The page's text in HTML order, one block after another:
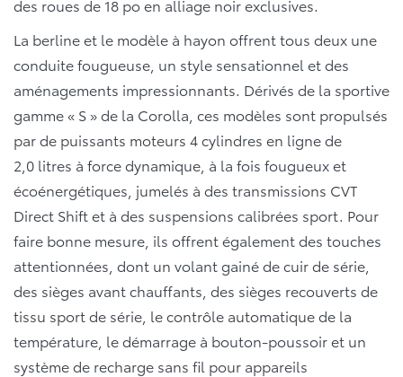
des roues de 18 po en alliage noir exclusives.
La berline et le modèle à hayon offrent tous deux une
conduite fougueuse, un style sensationnel et des
aménagements impressionnants. Dérivés de la sportive
gamme « S » de la Corolla, ces modèles sont propulsés
par de puissants moteurs 4 cylindres en ligne de
2,0 litres à force dynamique, à la fois fougueux et
écoénergétiques, jumelés à des transmissions CVT
Direct Shift et à des suspensions calibrées sport. Pour
faire bonne mesure, ils offrent également des touches
attentionnées, dont un volant gainé de cuir de série,
des sièges avant chauffants, des sièges recouverts de
tissu sport de série, le contrôle automatique de la
température, le démarrage à bouton-poussoir et un
système de recharge sans fil pour appareils